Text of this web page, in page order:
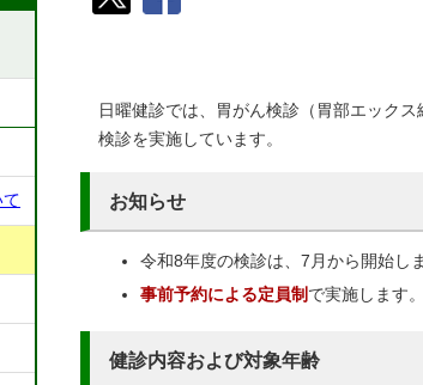
日曜健診では、胃がん検診（胃部エック
検診を実施しています。
お知らせ
令和8年度の検診は、7月から開始しま
事前予約による定員制 で実施します。
健診内容および対象年齢